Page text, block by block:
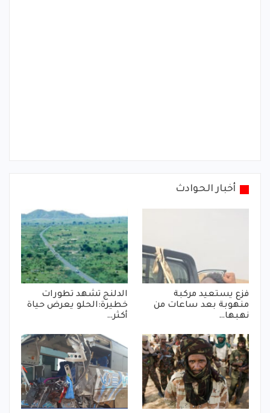
أخبار الحوادث
فزع يستعيد مركبة
منهوبة بعد ساعات من
نهبها…
الدلنج تشهد تطورات
خطيرة:الحلو يعرض حياة
أكثر…